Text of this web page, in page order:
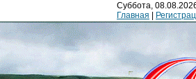
Суббота,
Главная